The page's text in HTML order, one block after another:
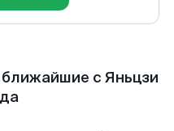
с Яньцзи